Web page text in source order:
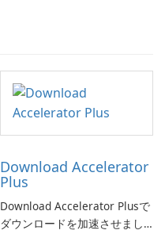
Download Accelerator
Plus
Download Accelerator Plusで
ダウンロードを加速させまし